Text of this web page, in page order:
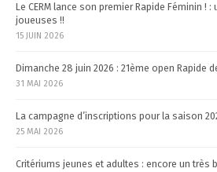
Le CERM lance son premier Rapide Féminin !
joueuses !!
15 JUIN 2026
Dimanche 28 juin 2026 : 21ème open Rapide
31 MAI 2026
La campagne d’inscriptions pour la saison
25 MAI 2026
Critériums jeunes et adultes : encore un très